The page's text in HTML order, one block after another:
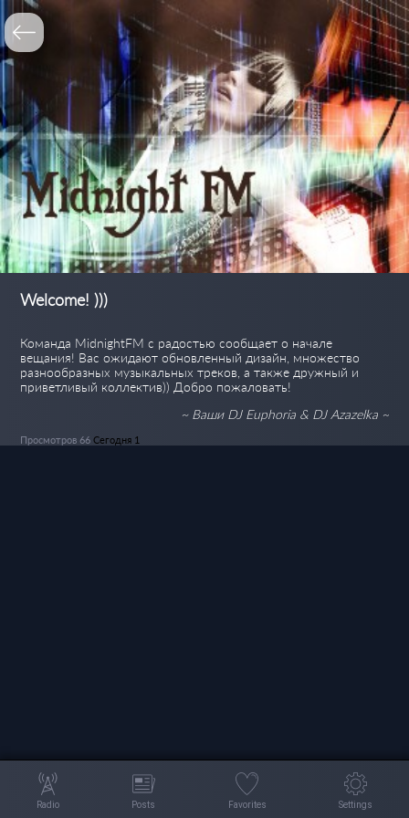
Welcome! )))
Команда MidnightFM с радостью сообщает о начале
вещания! Вас ожидают обновленный дизайн, множество
разнообразных музыкальных треков, а также дружный и
приветливый коллектив)) Добро пожаловать!
~ Ваши DJ Euphoria & DJ Azazelka ~
Просмотров 66 Сегодня 1
Radio Posts Favorites Settings